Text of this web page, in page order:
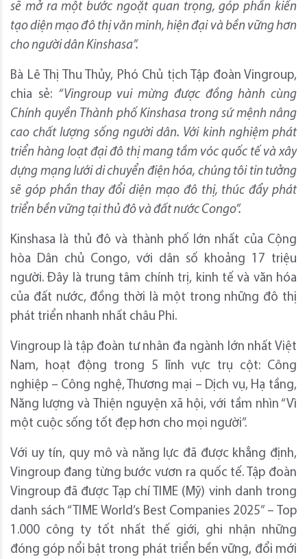
sẽ mở ra một bước ngoặt quan trọng, góp phần kiến
tạo diện mạo đô thị văn minh, hiện đại và bền vững hơn
cho người dân Kinshasa”.
Bà Lê Thị Thu Thủy, Phó Chủ tịch Tập đoàn Vingroup,
chia sẻ: “Vingroup vui mừng được đồng hành cùng
Chính quyền Thành phố Kinshasa trong sứ mệnh nâng
cao chất lượng sống người dân. Với kinh nghiệm phát
triển hàng loạt đại đô thị mang tầm vóc quốc tế và xây
dựng mạng lưới di chuyển điện hóa, chúng tôi tin tưởng
sẽ góp phần thay đổi diện mạo đô thị, thúc đẩy phát
triển bền vững tại thủ đô và đất nước Congo”.
Kinshasa là thủ đô và thành phố lớn nhất của Cộng
hòa Dân chủ Congo, với dân số khoảng 17 triệu
người. Đây là trung tâm chính trị, kinh tế và văn hóa
của đất nước, đồng thời là một trong những đô thị
phát triển nhanh nhất châu Phi.
Vingroup là tập đoàn tư nhân đa ngành lớn nhất Việt
Nam, hoạt động trong 5 lĩnh vực trụ cột: Công
nghiệp – Công nghệ, Thương mại – Dịch vụ, Hạ tầng,
Năng lượng và Thiện nguyện xã hội, với tầm nhìn “Vì
một cuộc sống tốt đẹp hơn cho mọi người”.
Với uy tín, quy mô và năng lực đã được khẳng định,
Vingroup đang từng bước vươn ra quốc tế. Tập đoàn
Vingroup đã được Tạp chí TIME (Mỹ) vinh danh trong
danh sách “TIME World’s Best Companies 2025” – Top
1.000 công ty tốt nhất thế giới, ghi nhận những
đóng góp nổi bật trong phát triển bền vững, đổi mới